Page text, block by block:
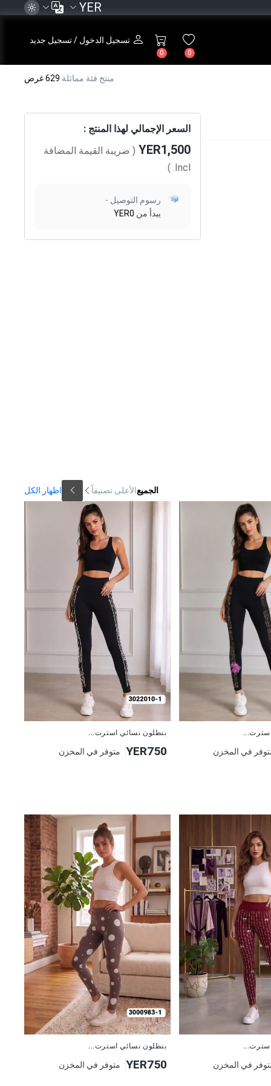
YER
0
0
تسجيل الدخول / تسجيل جديد
منتج فئة مماثلة 629 غرض
السعر الإجمالي لهذا المنتج :
YER1,500 ( ضريبة القيمة المضافة
Incl.
)
رسوم التوصيل -
يبدأ من YER0
الجميعالأعلى تصنيفاً اظهار الكل
في المخزن
بنطلون نسائي استرت...
YER750 متوفر في المخزن
في المخزن
بنطلون نسائي استرت...
YER750 متوفر في المخزن